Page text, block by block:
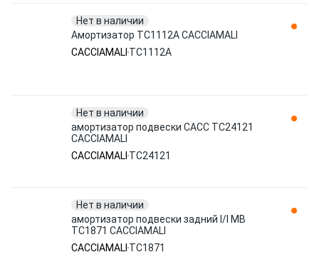
Нет в наличии
Амортизатор TC1112A CACCIAMALI
CACCIAMALI TC1112A
Нет в наличии
амортизатор подвески CACC TC24121
CACCIAMALI
CACCIAMALI TC24121
Нет в наличии
амортизатор подвески задний I/I MB
TC1871 CACCIAMALI
CACCIAMALI TC1871